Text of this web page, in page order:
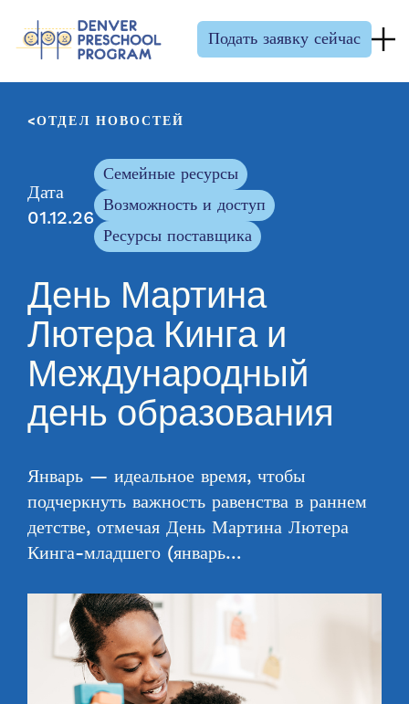
Подать заявку сейчас
ОТДЕЛ НОВОСТЕЙ
Дата
01.12.26
Семейные ресурсы
Возможность и доступ
Ресурсы поставщика
День Мартина
Лютера Кинга и
Международный
день образования
Январь — идеальное время, чтобы
подчеркнуть важность равенства в раннем
детстве, отмечая День Мартина Лютера
Кинга-младшего (январь…